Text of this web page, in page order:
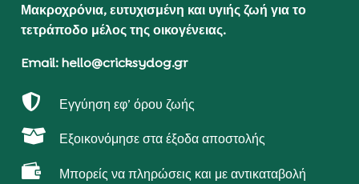
Μακροχρόνια, ευτυχισμένη και υγιής ζωή για το
τετράποδο μέλος της οικογένειας.
Email: hello@cricksydog.gr
 Εγγύηση εφ’ όρου ζωής
 Εξοικονόμησε στα έξοδα αποστολής
 Μπορείς να πληρώσεις και με αντικαταβολή